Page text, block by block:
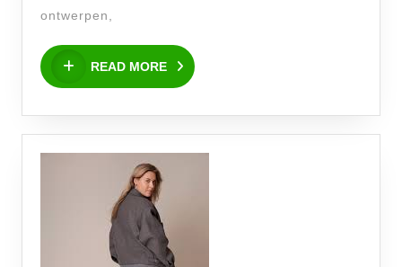
ontwerpen,
READ MORE
READ
MORE